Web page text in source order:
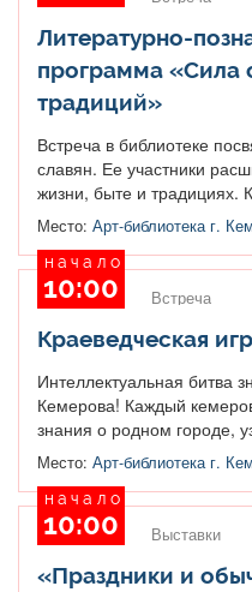
Литературно-
программа «Сила
традиций»
Встреча в библиотеке
славян. Ее участники
жизни, быте и традициях.
Место: Арт-библиотека г.
начало
10:00 Встреча
Краеведческая
Интеллектуальная битва
Кемерова! Каждый
знания о родном городе,
Место: Арт-библиотека г.
начало
10:00 Выставки
«Праздники и